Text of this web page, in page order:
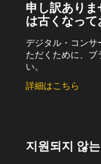
申し訳あり
は古くなっ
デジタル・コン
ただくために、ブ
い。
詳細はこちら
지원되지 않